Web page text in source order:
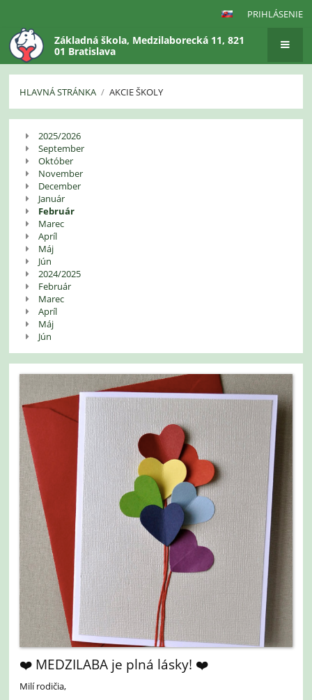
PRIHLÁSENIE
Základná škola, Medzilaborecká 11, 821
01 Bratislava
HLAVNÁ STRÁNKA / AKCIE ŠKOLY
Akcie
školy2025/2026
September
Október
November
December
Január
Február
Marec
Apríl
Máj
Jún
2024/2025
Február
Marec
Apríl
Máj
Jún
❤️ MEDZILABA je plná lásky! ❤️
Milí rodičia,